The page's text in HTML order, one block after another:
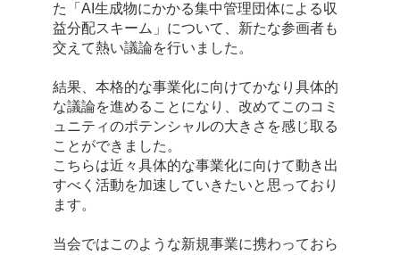
た「AI生成物にかかる集中管理団体による収
益分配スキーム」について、新たな参画者も
交えて熱い議論を行いました。
結果、本格的な事業化に向けてかなり具体的
な議論を進めることになり、改めてこのコミ
ュニティのポテンシャルの大きさを感じ取る
ことができました。
こちらは近々具体的な事業化に向けて動き出
すべく活動を加速していきたいと思っており
ます。
当会ではこのような新規事業に携わっておら